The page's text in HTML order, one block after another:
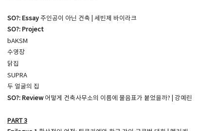
SO?: Essay 주인공이 아닌 건축 | 세빈제 바이라크
SO?: Project
bAKSM
수영장
닭집
SUPRA
두 얼굴의 집
SO?: Review어떻게 건축사무소의 이름에 물음표가 붙었을까? | 강예린
PART 3